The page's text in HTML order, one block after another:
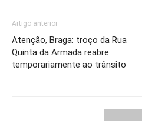
Artigo anterior
Atenção, Braga: troço da Rua
Quinta da Armada reabre
temporariamente ao trânsito